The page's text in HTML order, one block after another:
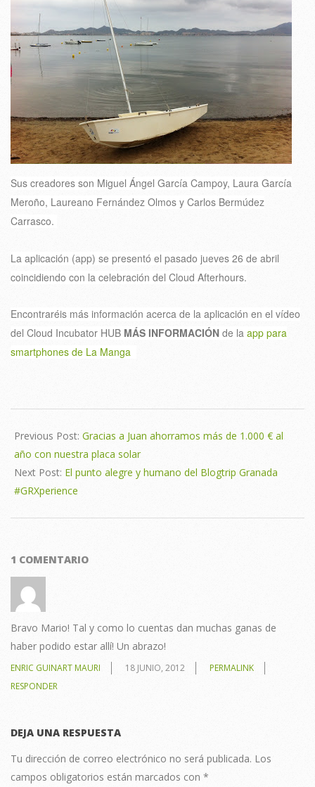
Sus creadores son Miguel Ángel García Campoy, Laura García
Meroño, Laureano Fernández Olmos y Carlos Bermúdez
Carrasco.
La aplicación (app) se presentó el pasado jueves 26 de abril
coincidiendo con la celebración del Cloud Afterhours.
Encontraréis más información acerca de la aplicación en el vídeo
del Cloud Incubator HUB MÁS INFORMACIÓN de la app para
smartphones de La Manga
06-
18
Previous Post: Gracias a Juan ahorramos más de 1.000 € al
año con nuestra placa solar
Next Post: El punto alegre y humano del Blogtrip Granada
#GRXperience
1 COMENTARIO
Bravo Mario! Tal y como lo cuentas dan muchas ganas de
haber podido estar allí! Un abrazo!
ENRIC GUINART MAURI 18 JUNIO, 2012
PERMALINK
RESPONDER
DEJA UNA RESPUESTA
Tu dirección de correo electrónico no será publicada. Los
campos obligatorios están marcados con *